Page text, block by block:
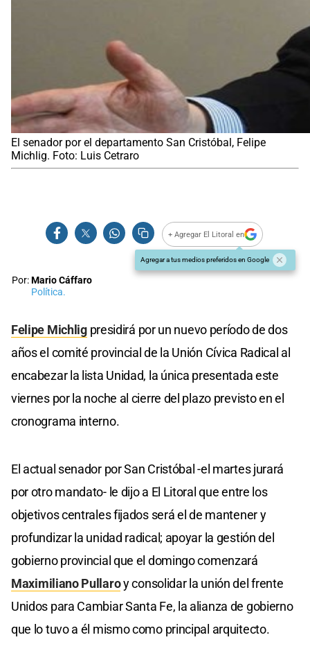
El senador por el departamento San Cristóbal, Felipe
Michlig. Foto: Luis Cetraro
+ Agregar El Litoral en
Agregar a tus medios preferidos en Google
Por:Mario Cáffaro
Política.
Felipe Michligpresidirá por un nuevo período de dos
años el comité provincial de la Unión Cívica Radical al
encabezar la lista Unidad, la única presentada este
viernes por la noche al cierre del plazo previsto en el
cronograma interno.
El actual senador por San Cristóbal -el martes jurará
por otro mandato- le dijo a El Litoral que entre los
objetivos centrales fijados será el de mantener y
profundizar la unidad radical; apoyar la gestión del
gobierno provincial que el domingo comenzará
Maximiliano Pullaroy consolidar la unión del frente
Unidos para Cambiar Santa Fe, la alianza de gobierno
que lo tuvo a él mismo como principal arquitecto.